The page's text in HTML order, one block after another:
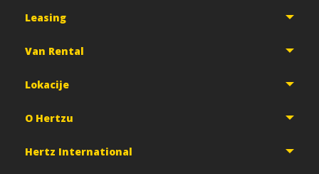
Leasing
Van Rental
Lokacije
O Hertzu
Hertz International